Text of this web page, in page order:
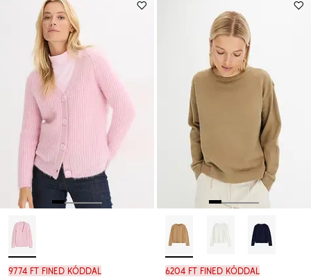
9774 Ft FINED kóddal 6204 Ft FINED kóddal